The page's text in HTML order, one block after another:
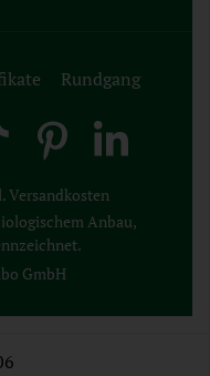
Rundgang
Versandkosten
Anbau,
GmbH